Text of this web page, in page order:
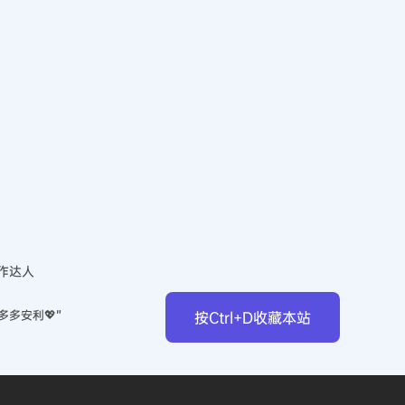
按Ctrl+D收藏本站
达人
多安利💖”